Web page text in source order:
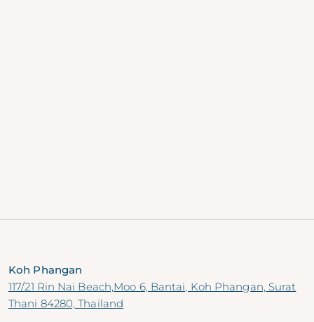
VOL. 15, Aug 2024
Koh Phangan
117/21 Rin Nai Beach,Moo 6, Bantai, Koh Phangan, Surat
Thani 84280, Thailand